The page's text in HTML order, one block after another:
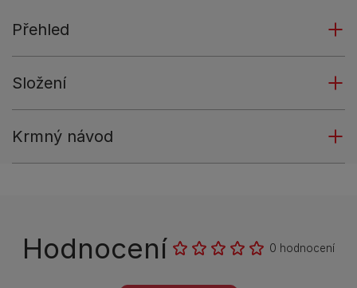
Přehled
Složení
Krmný návod
Hodnocení 0 hodnocení